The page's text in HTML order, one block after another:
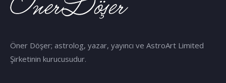
Öner Döşer; astrolog, yazar, yayıncı ve AstroArt Limited
Şirketinin kurucusudur.